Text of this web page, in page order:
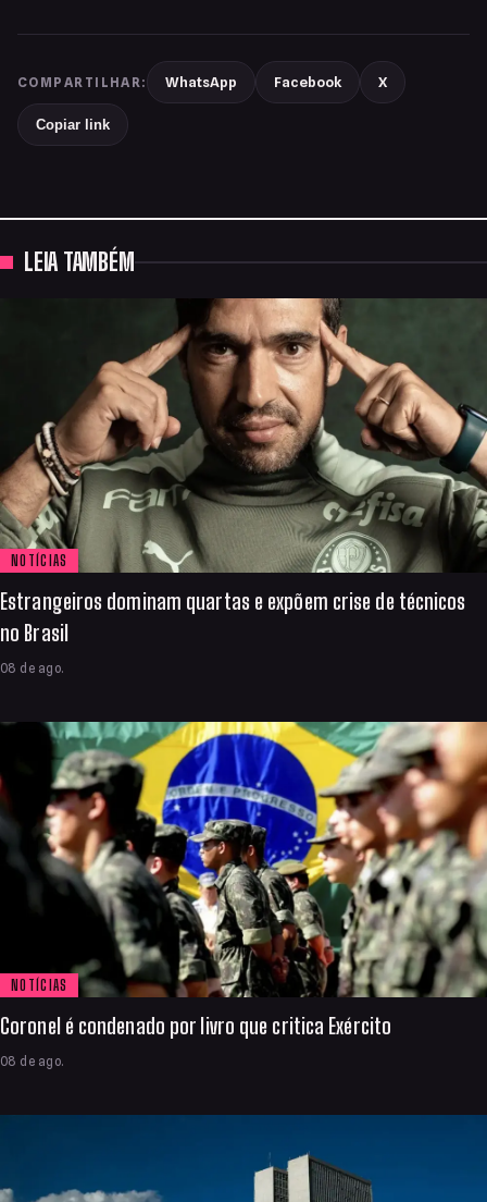
COMPARTILHAR: WhatsApp Facebook X
Copiar link
LEIA TAMBÉM
NOTÍCIAS
Estrangeiros dominam quartas e expõem crise de técnicos
no Brasil
08 de ago.
NOTÍCIAS
Coronel é condenado por livro que critica Exército
08 de ago.